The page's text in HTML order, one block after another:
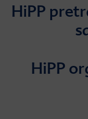
HiPP
HiPP